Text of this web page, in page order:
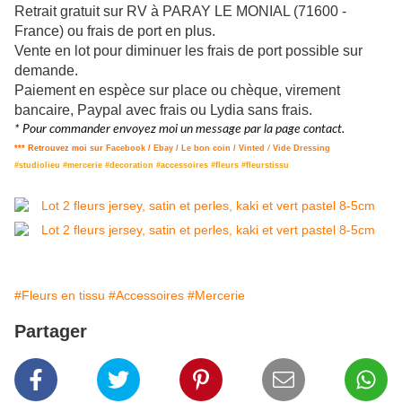
Retrait gratuit sur RV à PARAY LE MONIAL (71600 -
France) ou frais de port en plus.
Vente en lot pour diminuer les frais de port possible sur
demande.
Paiement en espèce sur place ou chèque, virement
bancaire, Paypal avec frais ou Lydia sans frais.
* Pour commander envoyez moi un message par la page contact.
*** Retrouvez moi sur Facebook / Ebay / Le bon coin / Vinted / Vide Dressing
#studiolieu #mercerie #decoration #accessoires #fleurs #fleurstissu
#Fleurs en tissu #Accessoires #Mercerie
Partager